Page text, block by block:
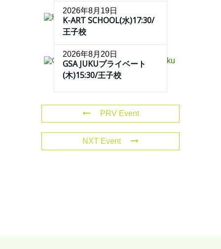
2026年8月19日
K-ART SCHOOL(水)17:30/
王子校
2026年8月20日
GSA JUKUプライベート
(木)15:30/王子校
PRV Event
NXT Event